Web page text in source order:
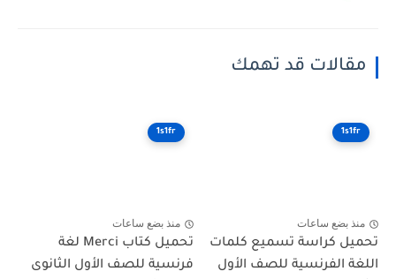
قد تهمك
بضع ساعات
كراسة تسميع كلمات
الفرنسية للصف الأول
منذ بضع ساعات
تحميل كتاب Merci لغة
فرنسية للصف الأول الثانوى